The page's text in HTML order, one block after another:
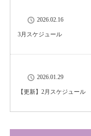
2026.02.16
3月スケジュール
2026.01.29
【更新】2月スケジュール